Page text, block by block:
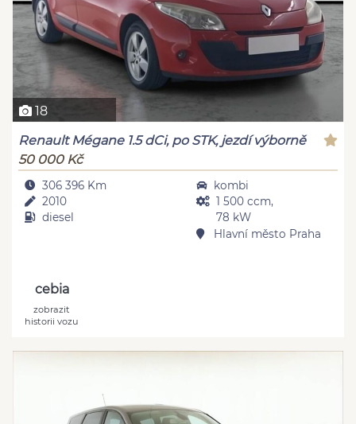
18
Renault Mégane 1.5 dCi, po STK, jezdí výborně
50 000 Kč
306 396 Km
2010
diesel
kombi
1 500 ccm,
78 kW
Hlavní město Praha
cebia
zobrazit
historii vozu